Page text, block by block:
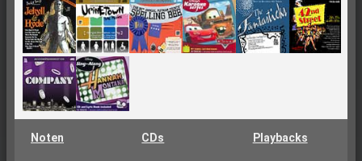
Noten CDs Playbacks